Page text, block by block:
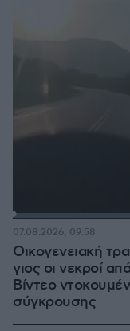
Οικογενειακή
γιος οι νεκροί
Βίντεο
σύγκρουσης
07.08.2026, 09:58